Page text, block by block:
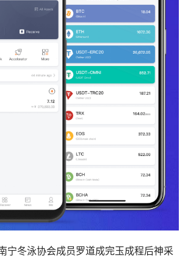
宁冬泳协会成员罗道成完玉成程后神采